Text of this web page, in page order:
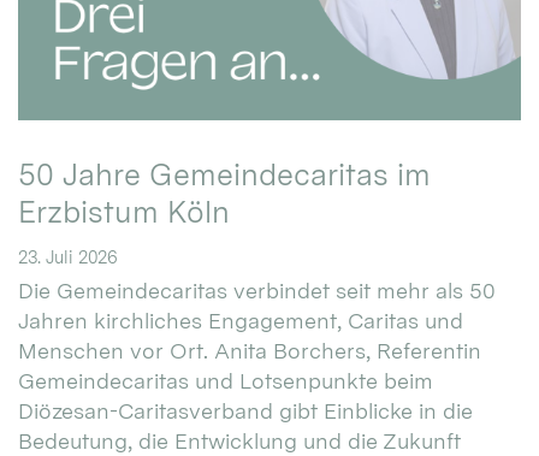
50 Jahre Gemeindecaritas im
Erzbistum Köln
23. Juli 2026
Die Gemeindecaritas verbindet seit mehr als 50
Jahren kirchliches Engagement, Caritas und
Menschen vor Ort. Anita Borchers, Referentin
Gemeindecaritas und Lotsenpunkte beim
Diözesan-Caritasverband gibt Einblicke in die
Bedeutung, die Entwicklung und die Zukunft